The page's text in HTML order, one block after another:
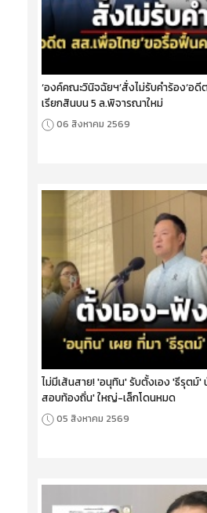
‘องค์คณะวินิจฉัยฯ’สั่งไม่รับคำร้อง‘อ
เรียกสินบน 5 ล.พิจารณาใหม่
06 สิงหาคม 2569
ไม่มีเส้นสาย! 'อนุทิน' รับตั้งเอง 'ธีรุตม์
สอบท้องถิ่น' ใหญ่-เล็กโดนหมด
05 สิงหาคม 2569